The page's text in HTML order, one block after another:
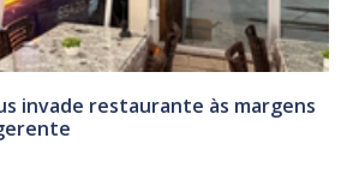
invade restaurante às margens